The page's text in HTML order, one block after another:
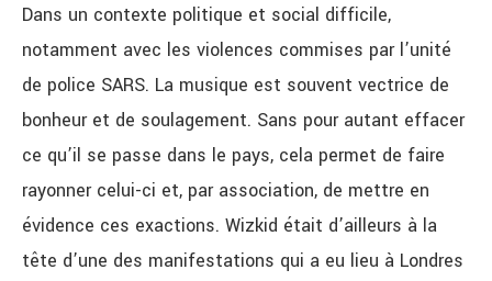
Dans un contexte politique et social difficile,
notamment avec les violences commises par l’unité
de police SARS. La musique est souvent vectrice de
bonheur et de soulagement. Sans pour autant effacer
ce qu’il se passe dans le pays, cela permet de faire
rayonner celui-ci et, par association, de mettre en
évidence ces exactions. Wizkid était d’ailleurs à la
tête d’une des manifestations qui a eu lieu à Londres